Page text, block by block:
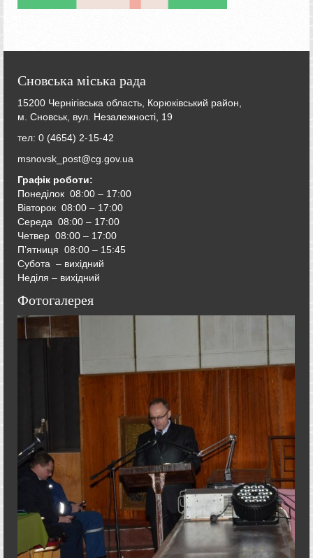
Сновська міська рада
15200 Чернігівська область, Корюківський район,
м. Сновськ, вул. Незалежності, 19
тел: 0 (4654) 2-15-42
msnovsk_post@cg.gov.ua
Графік роботи:
Понеділок 08:00 – 17:00
Вівторок 08:00 – 17:00
Середа 08:00 – 17:00
Четвер 08:00 – 17:00
П’ятниця 08:00 – 15:45
Субота – вихідний
Неділя – вихідний
Фотогалерея